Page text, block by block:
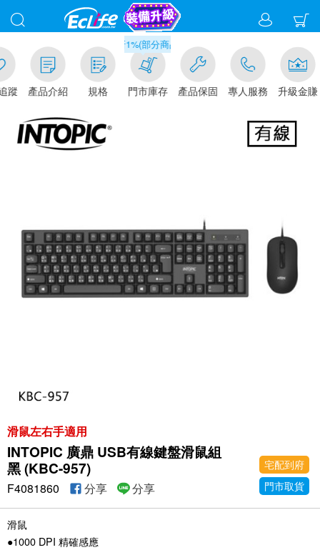
蹤 產品介紹 規格
滿千元門市取貨現折1%(部分商品不適用)-請點我看
門市庫存 產品保固 專人服務 升級金賺
滑鼠左右手適用
INTOPIC 廣鼎 USB有線鍵盤滑鼠組
黑 (KBC-957)
宅配到府
門市取貨
F4081860 分享 分享
滑鼠
●1000 DPI 精確感應